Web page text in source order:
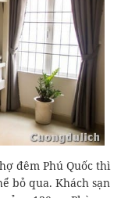
đêm Phú Quốc thì
bỏ qua. Khách sạn